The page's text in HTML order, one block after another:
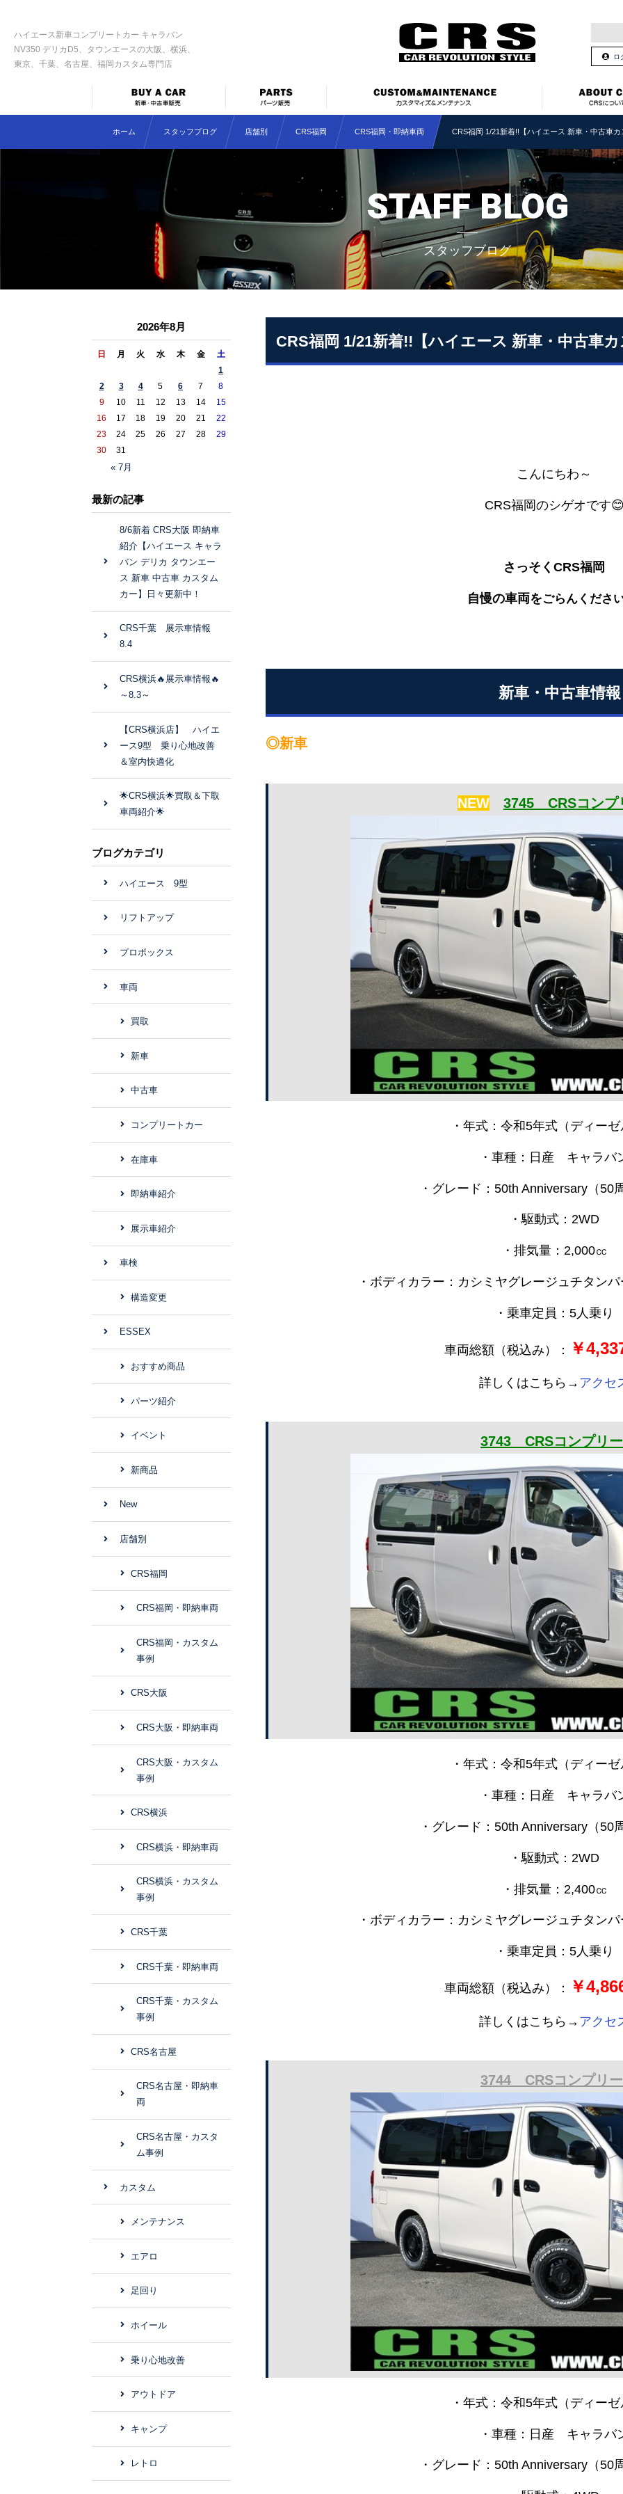
ハイエース新車コンプリートカー キャラバン
NV350 デリカD5、タウンエースの大阪、横浜、
東京、千葉、名古屋、福岡カスタム専門店
ロ
ホーム スタッフブログ 店舗別 CRS福岡 CRS福岡・即納車両 CRS福岡 1/21新着!!【ハイエース 新車・中古車
STAFF BLOG
スタッフブログ
CRS福岡 1/21新着!!【ハイエース 新車・中古車
こんにちわ～
CRS福岡のシゲオです
さっそく CRS福岡
自慢の車両をごらんくださ
新車・中古車情報
◎新車
NEW 3745 CRSコンプ
・年式：令和5年式（ディー
・車種：日産 キャラバ
・グレード：50th Anniversary（50
・駆動式：2WD
・排気量：2,000㏄
・ボディカラー：カシミヤグレージュチタン
・乗車定員：5人乗り
車両総額（税込み）： ￥
詳しくはこちら→ アクセ
3743 CRSコンプリ
・年式：令和5年式（ディー
・車種：日産 キャラバ
・グレード：50th Anniversary（50
・駆動式：2WD
・排気量：2,400㏄
・ボディカラー：カシミヤグレージュチタン
・乗車定員：5人乗り
車両総額（税込み）： ￥
詳しくはこちら→ アクセ
3744 CRSコンプリ
・年式：令和5年式（ディー
・車種：日産 キャラバ
・グレード：50th Anniversary（50
2026年8月
日 月 火 水 木 金 土
« 7月
1
2
3 4 5 6 7
8
9
10 11 12 13 14
15
16
17 18 19 20 21
22
23
24 25 26 27 28
29
30
31
最新の記事
8/6新着 CRS大阪 即納車
紹介【ハイエース キャラ
バン デリカ タウンエー
ス 新車 中古車 カスタム
カー】日々更新中！
CRS千葉 展示車情報
8.4
CRS横浜🔥展示車情報🔥
～8.3～
【CRS横浜店】 ハイエ
ース9型 乗り心地改善
＆室内快適化
🌟CRS横浜🌟買取＆下取
車両紹介🌟
ブログカテゴリ
ハイエース 9型
リフトアップ
プロボックス
車両
買取
新車
中古車
コンプリートカー
在庫車
即納車紹介
展示車紹介
車検
構造変更
ESSEX
おすすめ商品
パーツ紹介
イベント
新商品
New
店舗別
CRS福岡
CRS福岡・即納車両
CRS福岡・カスタム
事例
CRS大阪
CRS大阪・即納車両
CRS大阪・カスタム
事例
CRS横浜
CRS横浜・即納車両
CRS横浜・カスタム
事例
CRS千葉
CRS千葉・即納車両
CRS千葉・カスタム
事例
CRS名古屋
CRS名古屋・即納車
両
CRS名古屋・カスタ
ム事例
カスタム
メンテナンス
エアロ
足回り
ホイール
乗り心地改善
アウトドア
キャンプ
レトロ